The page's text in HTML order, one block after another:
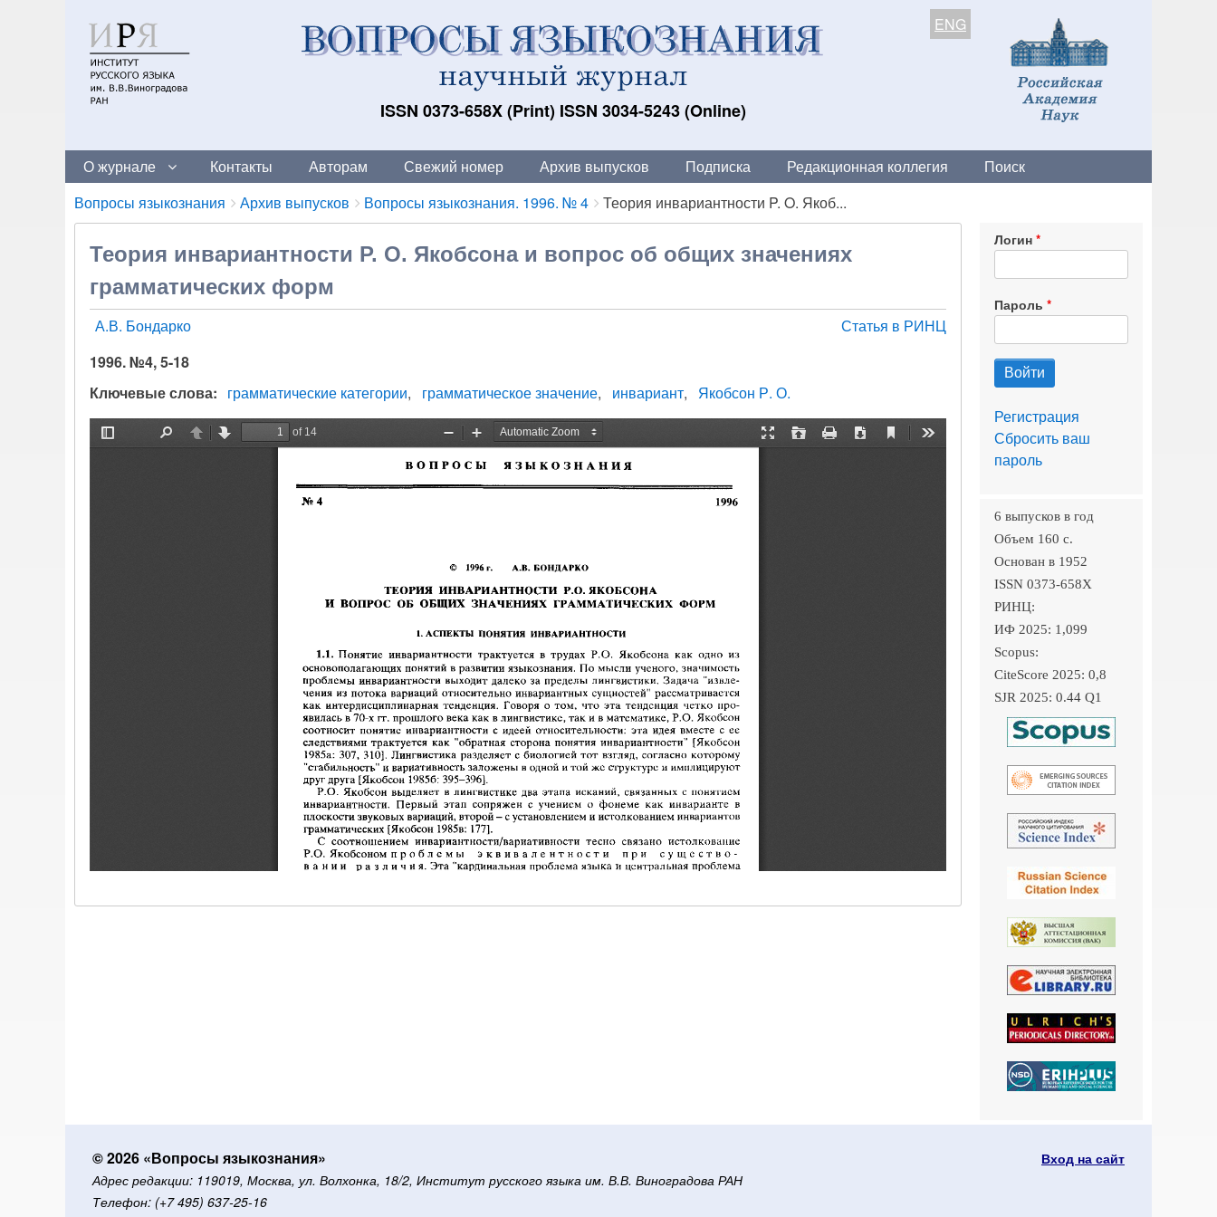
ISSN 0373-658X (Print) ISSN 3034-5243 (Online)
ENG
О журнале Контакты Авторам Свежий номер Архив выпусков Подписка Редакционная коллегия Поиск
Breadcrumbs
You
are
here:
Вопросы языкознания Архив выпусков Вопросы языкознания. 1996. № 4 Теория инвариантности P. O. Якоб...
Теория инвариантности P. O. Якобсона и вопрос об общих значениях
грамматических форм
А.В. Бондарко
Статья в РИНЦ
1996. №4, 5-18
Ключевые слова
грамматические категории грамматическое значение инвариант Якобсон Р. О.
Логин
Пароль
Регистрация
Сбросить ваш
пароль
6 выпусков в год
Объем 160 c.
Основан в 1952
ISSN 0373-658X
РИНЦ:
ИФ 2025: 1,099
Scopus:
CiteScore 2025: 0,8
SJR 2025: 0.44 Q1
© 2026 «Вопросы языкознания»
Адрес редакции: 119019, Москва, ул. Волхонка, 18/2, Институт русского языка им. В.В. Виноградова РАН
Телефон: (+7 495) 637-25-16
Вход на сайт